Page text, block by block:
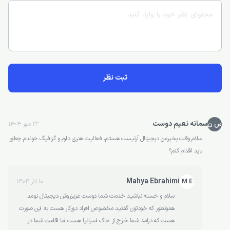
ثبت نظر
س نسمانه نعیم دوست
23 مهر 1404
سلام وقت بخیرمن دیجیتال آرتیست هستم، فعالیت هنری دارم و گرافیگ خوندم چطور
باید اقدام کنم؟
M E
Mahya Ebrahimi
10 آذر 1404
سلام و خسته نباشید خدمت شما دوست عزیزروش دیجیتال نومد
همونطور که خودتون گفتید مخصوص افراد دورکار هست به این صورت
هست که درامد شما خارج از خاک اسپانیا هست اما اقامت شما در